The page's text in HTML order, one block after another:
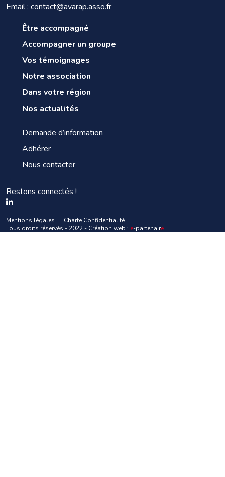
Email : contact@avarap.asso.fr
Être accompagné
Accompagner un groupe
Vos témoignages
Notre association
Dans votre région
Nos actualités
Demande d’information
Adhérer
Nous contacter
Restons connectés !
Mentions légales
Charte Confidentialité
Tous droits réservés - 2022 - Création web : e-partenaire